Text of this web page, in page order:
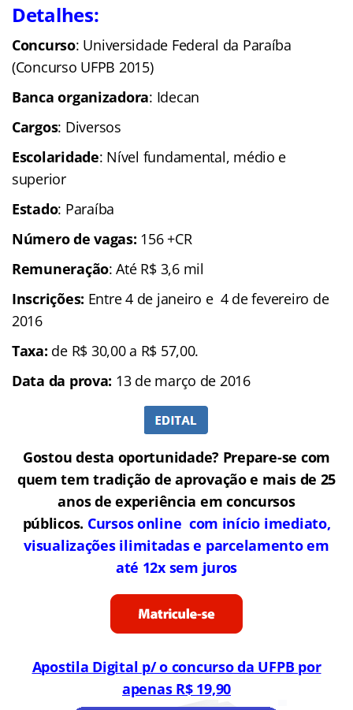
Detalhes:
Concurso: Universidade Federal da Paraíba
(Concurso UFPB 2015)
Banca organizadora: Idecan
Cargos: Diversos
Escolaridade: Nível fundamental, médio e
superior
Estado: Paraíba
Número de vagas: 156 +CR
Remuneração: Até R$ 3,6 mil
Inscrições: Entre 4 de janeiro e 4 de fevereiro de
2016
Taxa: de R$ 30,00 a R$ 57,00.
Data da prova: 13 de março de 2016
Gostou desta oportunidade? Prepare-se com
quem tem tradição de aprovação e mais de 25
anos de experiência em concursos
públicos. Cursos online com início imediato,
visualizações ilimitadas e parcelamento em
até 12x sem juros
Apostila Digital p/ o concurso da UFPB por
apenas R$ 19,90